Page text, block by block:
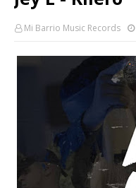
Mi Barrio Music Records